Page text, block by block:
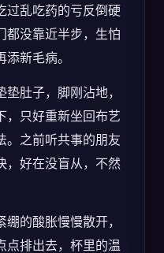
过乱吃药的亏反倒硬
都没靠近半步，生怕
新毛病。
肚子，脚刚沾地，
，只好重新坐回布艺
。之前听共事的朋友
，好在没盲从，不然
的酸胀慢慢散开，
点排出去，杯里的温